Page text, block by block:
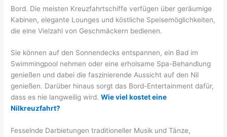
Bord. Die meisten Kreuzfahrtschiffe verfügen über geräumige
Kabinen, elegante Lounges und köstliche Speisemöglichkeiten,
die eine Vielzahl von Geschmäckern bedienen.
Sie können auf den Sonnendecks entspannen, ein Bad im
Swimmingpool nehmen oder eine erholsame Spa-Behandlung
genießen und dabei die faszinierende Aussicht auf den Nil
genießen. Darüber hinaus sorgt das Bord-Entertainment dafür,
dass es nie langweilig wird.Wie viel kostet eine
Nilkreuzfahrt?
Fesselnde Darbietungen traditioneller Musik und Tänze,